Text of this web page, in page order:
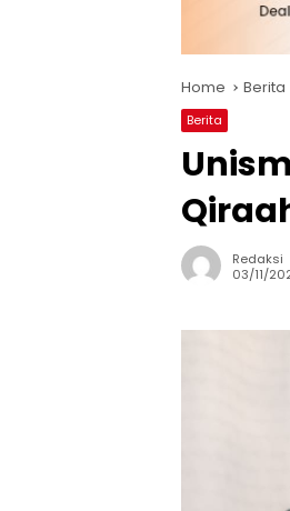
Home Berita
Berita
Redaksi
03/11/